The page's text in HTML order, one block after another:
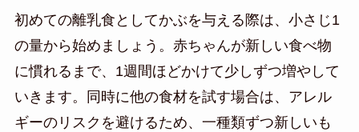
初めての離乳食としてかぶを与える際は、小さじ1
の量から始めましょう。赤ちゃんが新しい食べ物
に慣れるまで、1週間ほどかけて少しずつ増やして
いきます。同時に他の食材を試す場合は、アレル
ギーのリスクを避けるため、一種類ずつ新しいも